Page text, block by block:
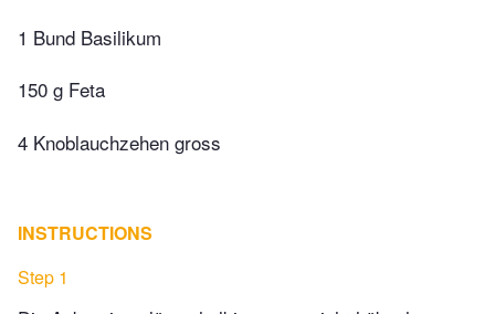
1 Bund Basilikum
150 g Feta
4 Knoblauchzehen gross
INSTRUCTIONS
Step 1